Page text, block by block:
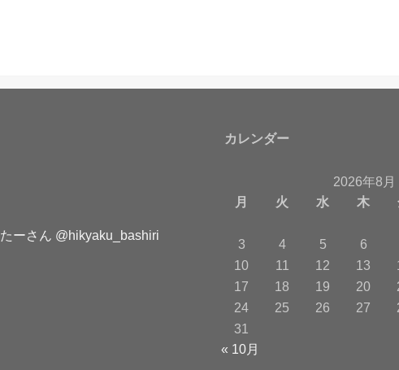
たーさん @hikyaku_bashiri
カレンダー
2026年8月
月
火 水 木
3
4 5 6
10
11 12 13
17
18 19 20
24
25 26 27
31
« 10月